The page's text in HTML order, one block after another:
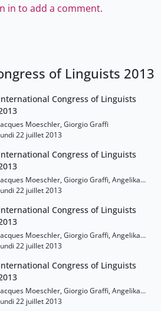
in to add a comment.
of Linguists 2013
Congress of Linguists
Moeschler, Giorgio Graffi
22 juillet 2013
Congress of Linguists
Moeschler, Giorgio Graffi, Angelika
Liliane Haegeman, Mark Johnson,
Schlenker
22 juillet 2013
Congress of Linguists
Moeschler, Giorgio Graffi, Angelika
Liliane Haegeman, Mark Johnson,
Schlenker
22 juillet 2013
Congress of Linguists
Moeschler, Giorgio Graffi, Angelika
Liliane Haegeman, Mark Johnson,
22 juillet 2013